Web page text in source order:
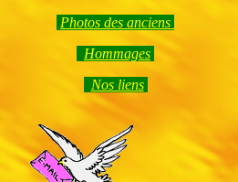
Photos des anciens
Hommages
Nos liens